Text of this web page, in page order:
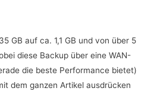
GB auf ca. 1,1 GB und von über 5
diese Backup über eine WAN-
die beste Performance bietet)
dem ganzen Artikel ausdrücken